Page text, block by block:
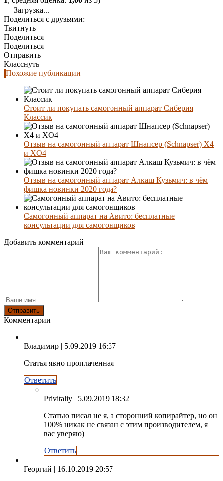
Загрузка...
Поделиться с друзьями:
Твитнуть
Поделиться
Поделиться
Отправить
Класснуть
Похожие публикации
Стоит ли покупать самогонный аппарат Сиберия
Классик
Отзыв на самогонный аппарат Шнапсер (Schnapser) X4
и XO4
Отзыв на самогонный аппарат Алкаш Кузьмич: в чём
фишка новинки 2020 года?
Самогонный аппарат на Авито: бесплатные
консультации для самогонщиков
Добавить комментарий
Комментарии
Владимир | 5.09.2019 16:37
Статья явно проплаченная
Ответить
Privitaliy | 5.09.2019 18:32
Статью писал не я, а сторонний копирайтер, но он
100% никак не связан с этим производителем, я
вас уверяю)
Ответить
Георгий | 16.10.2019 20:57